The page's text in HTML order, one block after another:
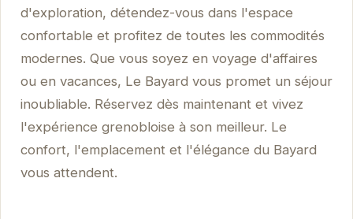
d'exploration, détendez-vous dans l'espace
confortable et profitez de toutes les commodités
modernes. Que vous soyez en voyage d'affaires
ou en vacances, Le Bayard vous promet un séjour
inoubliable. Réservez dès maintenant et vivez
l'expérience grenobloise à son meilleur. Le
confort, l'emplacement et l'élégance du Bayard
vous attendent.